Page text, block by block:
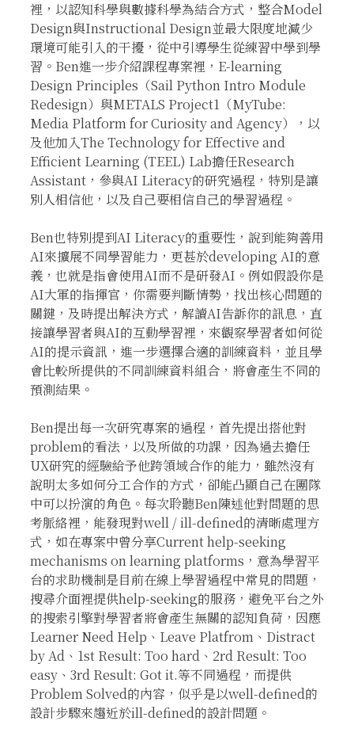
裡，以認知科學與數據科學為結合方式，整合Model
Design與Instructional Design並最大限度地減少
環境可能引入的干擾，從中引導學生從練習中學到學
習。Ben進一步介紹課程專案裡，E-learning
Design Principles（Sail Python Intro Module
Redesign）與METALS Project1（MyTube:
Media Platform for Curiosity and Agency），以
及他加入The Technology for Effective and
Efficient Learning (TEEL) Lab擔任Research
Assistant，參與AI Literacy的研究過程，特別是讓
別人相信他，以及自己要相信自己的學習過程。
Ben也特別提到AI Literacy的重要性，說到能夠善用
AI來擴展不同學習能力，更甚於developing AI的意
義，也就是指會使用AI而不是研發AI。例如假設你是
AI大軍的指揮官，你需要判斷情勢，找出核心問題的
關鍵，及時提出解決方式，解讀AI告訴你的訊息，直
接讓學習者與AI的互動學習裡，來觀察學習者如何從
AI的提示資訊，進一步選擇合適的訓練資料，並且學
會比較所提供的不同訓練資料組合，將會產生不同的
預測結果。
Ben提出每一次研究專案的過程，首先提出搭他對
problem的看法，以及所做的功課，因為過去擔任
UX研究的經驗給予他跨領域合作的能力，雖然沒有
說明太多如何分工合作的方式，卻能凸顯自己在團隊
中可以扮演的角色。每次聆聽Ben陳述他對問題的思
考脈絡裡，能發現對well / ill-defined的清晰處理方
式，如在專案中曾分享Current help-seeking
mechanisms on learning platforms，意為學習平
台的求助機制是目前在線上學習過程中常見的問題，
搜尋介面裡提供help-seeking的服務，避免平台之外
的搜索引擎對學習者將會產生無關的認知負荷，因應
Learner Need Help、Leave Platfrom、Distract
by Ad、1st Result: Too hard、2rd Result: Too
easy、3rd Result: Got it.等不同過程，而提供
Problem Solved的內容，似乎是以well-defined的
設計步驟來趨近於ill-defined的設計問題。